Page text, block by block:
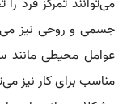
جسمی و روحی نیز
عوامل محیطی مانند
مناسب برای کار نیز